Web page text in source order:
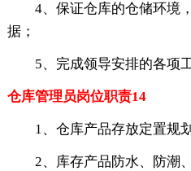
4、保证仓库的仓储环境
据；
5、完成领导安排的各项工
仓库管理员岗位职责14
1、仓库产品存放定置规
2、库存产品防水、防潮